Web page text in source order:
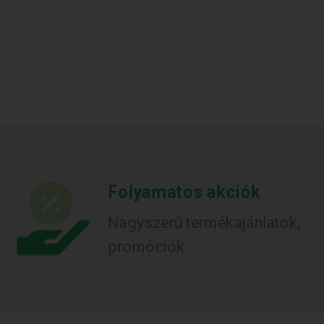
Folyamatos akciók